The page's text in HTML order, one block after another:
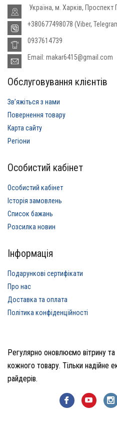
Україна, м. Харків,
+380677498078 (Viber,
0937614739
Email: makar6415@gmail.com
Обслуговування клієнтів
Звʼяжіться з нами
Повернення товару
Карта сайту
Регіони
Особистий кабінет
Особистий кабінет
Історія замовлень
Список бажань
Розсилка новин
Інформація
Подарункові сертифікати
Про нас
Доставка та оплата
Політика конфіденційності
Регулярно оновлюємо вітрину
кожного товару. Тільки надійне
райдерів.